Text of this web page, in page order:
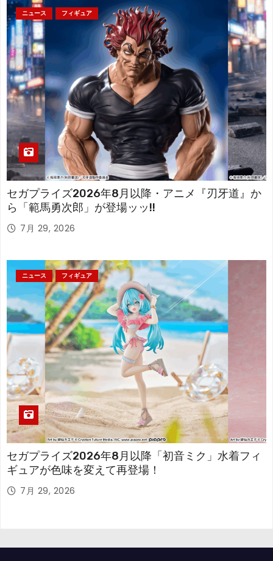
ニュース フィギュア
セガプライズ2026年8月以降・アニメ『刃牙道』か
ら「範馬勇次郎」が登場ッッ!!
7月 29, 2026
ニュース フィギュア
セガプライズ2026年8月以降「初音ミク」水着フィ
ギュアが色味を変えて再登場！
7月 29, 2026